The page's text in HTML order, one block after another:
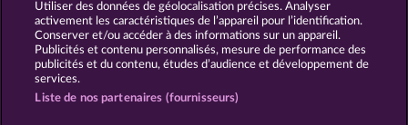
Envoyer la demande de rétractation
Utiliser des données de géolocalisation précises. Analyser
activement les caractéristiques de l’appareil pour l’identification.
Conserver et/ou accéder à des informations sur un appareil.
Publicités et contenu personnalisés, mesure de performance des
publicités et du contenu, études d’audience et développement de
services.
Liste de nos partenaires (fournisseurs)